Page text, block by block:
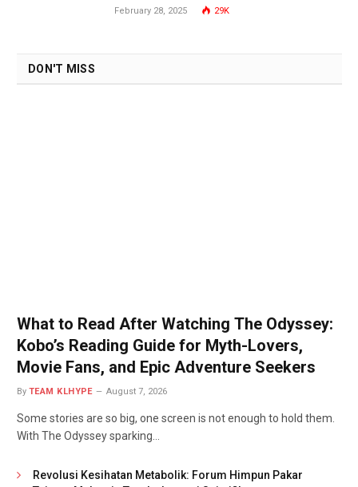
February 28, 2025 29K
DON'T MISS
What to Read After Watching The Odyssey:
Kobo’s Reading Guide for Myth-Lovers,
Movie Fans, and Epic Adventure Seekers
By TEAM KLHYPE August 7, 2026
Some stories are so big, one screen is not enough to hold them.
With The Odyssey sparking…
Revolusi Kesihatan Metabolik: Forum Himpun Pakar